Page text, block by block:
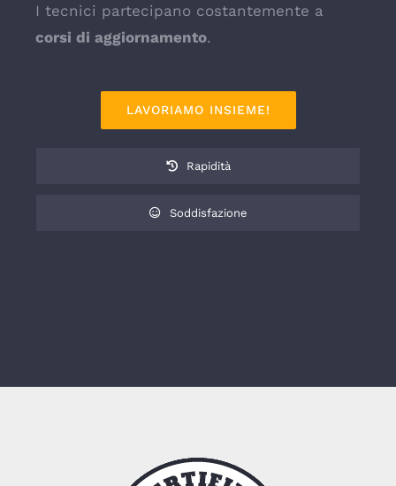
I tecnici partecipano costantemente a
corsi di aggiornamento.
LAVORIAMO INSIEME!
Rapidità
Soddisfazione